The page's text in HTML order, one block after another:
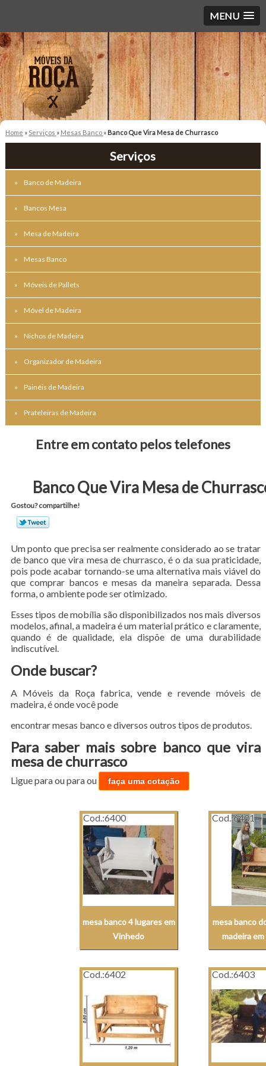
MENU
Home » Serviços » Mesas Banco » Banco Que Vira Mesa de Churrasco
Serviços
Banco de Madeira
Bancos Mesa
Mesa de Madeira
Mesas Banco
Móveis de Pallets
Móvel de Madeira
Nichos de Madeira
Organizador de Madeira
Painéis de Madeira
Prateleiras de Madeira
Entre em contato pelos telefones
Banco Que Vira Mesa de
Gostou? compartilhe!
Um ponto que precisa ser realmente considerado ao se tratar
de banco que vira mesa de churrasco, é o da sua praticidade,
pois pode acabar tornando-se uma alternativa mais viável do
que comprar bancos e mesas da maneira separada. Dessa
forma, o ambiente pode ser otimizado.
Esses tipos de mobília são disponibilizados nos mais diversos
modelos, afinal, a madeira é um material prático e claramente,
quando é de qualidade, ela dispõe de uma durabilidade
indiscutível.
Onde buscar?
A Móveis da Roça fabrica, vende e revende móveis de
madeira, é onde você pode
encontrar mesas banco e diversos outros tipos de produtos.
Para saber mais sobre banco que vira
mesa de churrasco
Ligue paraou paraou faça uma cotação
Cod.:6400
mesa banco 4 lugares em
Vinhedo
Cod.:6401
mesa banco
madeira
Cod.:6402 Cod.:6403